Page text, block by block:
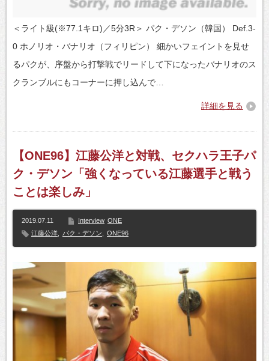
＜ライト級(※77.1キロ)／5分3R＞ パク・デソン（韓国） Def.3-
0 ホノリオ・バナリオ（フィリピン） 細かいフェイントを見せ
るパクが、序盤から打撃戦でリードして下になったバナリオのス
クランブルにもコーナーに押し込んで…
詳細を見る
【ONE96】江藤公洋と対戦、セクハラ王子パ
ク・デソン「強くなっている江藤選手と戦う
ことは楽しみ」
2019.07.11 Interview ONE
江藤公洋
パク・デソン ONE96